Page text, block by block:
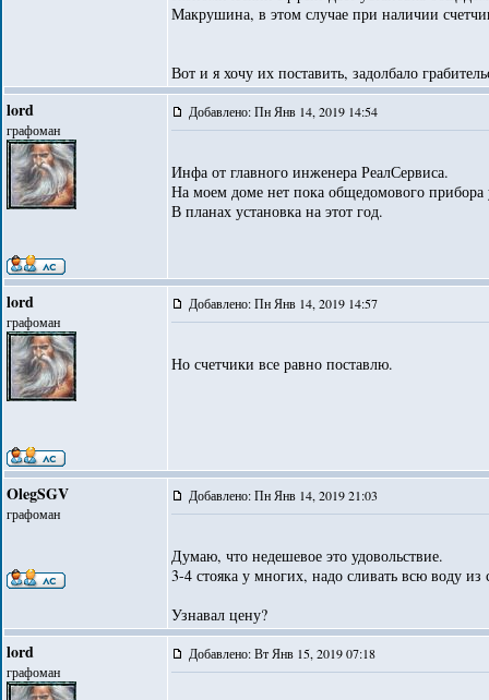
Макрушина, в этом случае при наличии
Вот и я хочу их поставить, задолбало
lord
графоман
Добавлено: Пн Янв 14, 2019 14:54
Инфа от главного инженера РеалСервиса.
На моем доме нет пока общедомового прибора
В планах установка на этот год.
lord
графоман
Добавлено: Пн Янв 14, 2019 14:57
Но счетчики все равно поставлю.
OlegSGV
графоман
Добавлено: Пн Янв 14, 2019 21:03
Думаю, что недешевое это удовольствие.
3-4 стояка у многих, надо сливать всю воду из
Узнавал цену?
lord
графоман
Добавлено: Вт Янв 15, 2019 07:18